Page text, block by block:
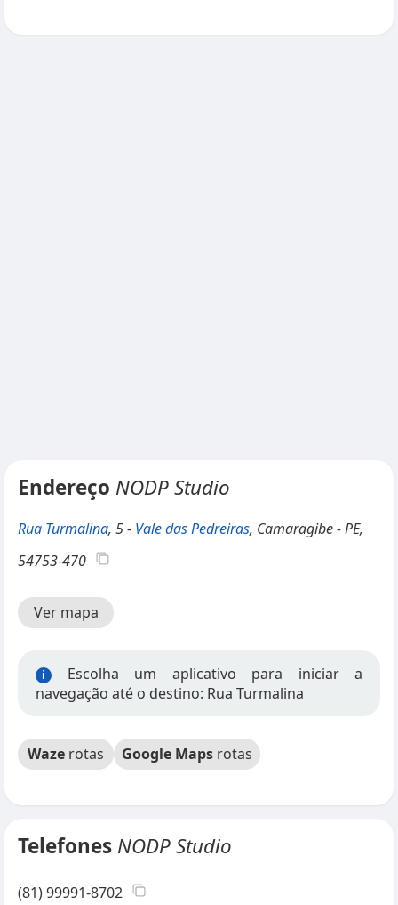
Endereço NODP Studio
Rua Turmalina, 5 - Vale das Pedreiras, Camaragibe - PE,
54753-470
Ver mapa
i
Escolha um aplicativo para iniciar a
navegação até o destino: Rua Turmalina
Waze rotas Google Maps rotas
Telefones NODP Studio
(81) 99991-8702